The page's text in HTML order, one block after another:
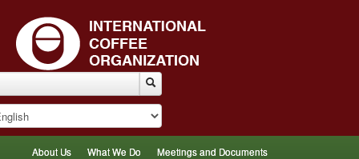
About Us What We Do Meetings and Documents